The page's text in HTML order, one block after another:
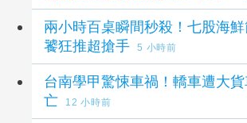
兩小時百桌瞬間秒殺！七股海
饕狂推超搶手
5 小時前
台南學甲驚悚車禍！轎車遭大
亡
12 小時前